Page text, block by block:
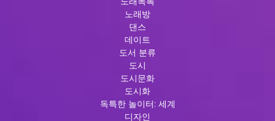
노래방
댄스
데이트
도서 분류
도시
도시문화
도시화
독특한 놀이터: 세계
디자인